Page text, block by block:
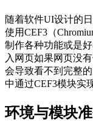
随着软件UI设计的
使用CEF3（
制作各种功能或是
入网页如果网页没
会导致看不到完整
中通过CEF3模块实
环境与模块